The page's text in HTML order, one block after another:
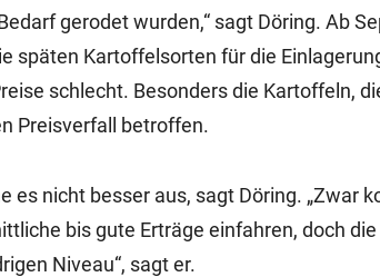
gerodet wurden,“ sagt Döring. Ab
späten Kartoffelsorten für die
schlecht. Besonders die Kartoffeln,
Preisverfall betroffen.
es nicht besser aus, sagt Döring. „Zwar
bis gute Erträge einfahren, doch
Niveau“, sagt er.